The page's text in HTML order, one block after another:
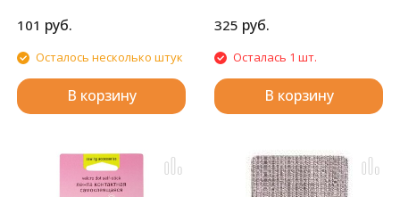
101 руб.
Осталось несколько штук
В корзину
325 руб.
Осталась 1 шт.
В корзину